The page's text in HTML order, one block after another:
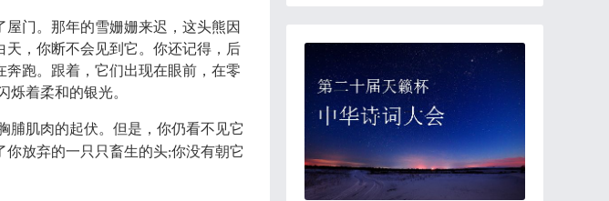
门。那年的雪姗姗来迟，这头熊因
，你断不会见到它。你还记得，后
跑。跟着，它们出现在眼前，在零
烁着柔和的银光。
脯肌肉的起伏。但是，你仍看不见它
你放弃的一只只畜生的头;你没有朝它